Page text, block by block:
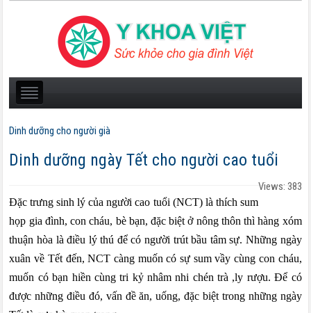
Dinh dưỡng cho người già
Dinh dưỡng ngày Tết cho người cao tuổi
Views: 383
Đặc trưng sinh lý của người cao tuổi (NCT) là thích sum
họp gia đình, con cháu, bè bạn, đặc biệt ở nông thôn thì hàng xóm
thuận hòa là điều lý thú để có người trút bầu tâm sự. Những ngày
xuân về Tết đến, NCT càng muốn có sự sum vầy cùng con cháu,
muốn có bạn hiền cùng tri kỷ nhâm nhi chén trà ,ly rượu. Để có
được những điều đó, vấn đề ăn, uống, đặc biệt trong những ngày